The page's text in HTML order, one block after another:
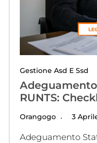
Gestione Asd E Ssd
RUNTS:
Orangogo 3
Adeguamento